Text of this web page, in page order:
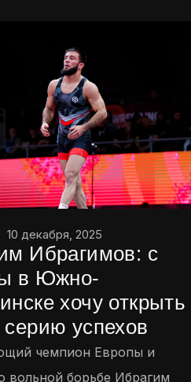
10 декабря, 2025
Ибрагимов: с
в Южно-
хочу открыть
успехов
чемпион Европы и
вольной борьбе Ибрагим